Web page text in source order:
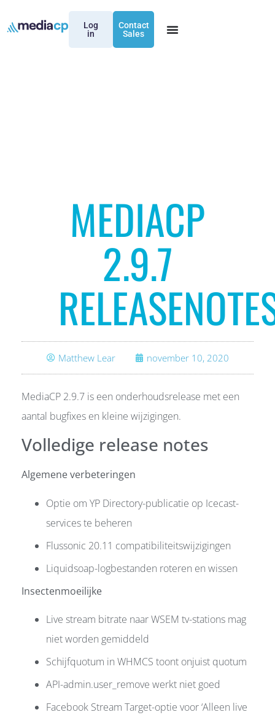
Log
in
Contact
Sales
MEDIACP
2.9.7
Matthew Lear november 10, 2020
MediaCP 2.9.7 is een onderhoudsrelease met een
aantal bugfixes en kleine wijzigingen.
Volledige release notes
Algemene verbeteringen
Optie om YP Directory-publicatie op Icecast-
services te beheren
Flussonic 20.11 compatibiliteitswijzigingen
Liquidsoap-logbestanden roteren en wissen
Insectenmoeilijke
Live stream bitrate naar WSEM tv-stations mag
niet worden gemiddeld
Schijfquotum in WHMCS toont onjuist quotum
API-admin.user_remove werkt niet goed
Facebook Stream Target-optie voor ‘Alleen live